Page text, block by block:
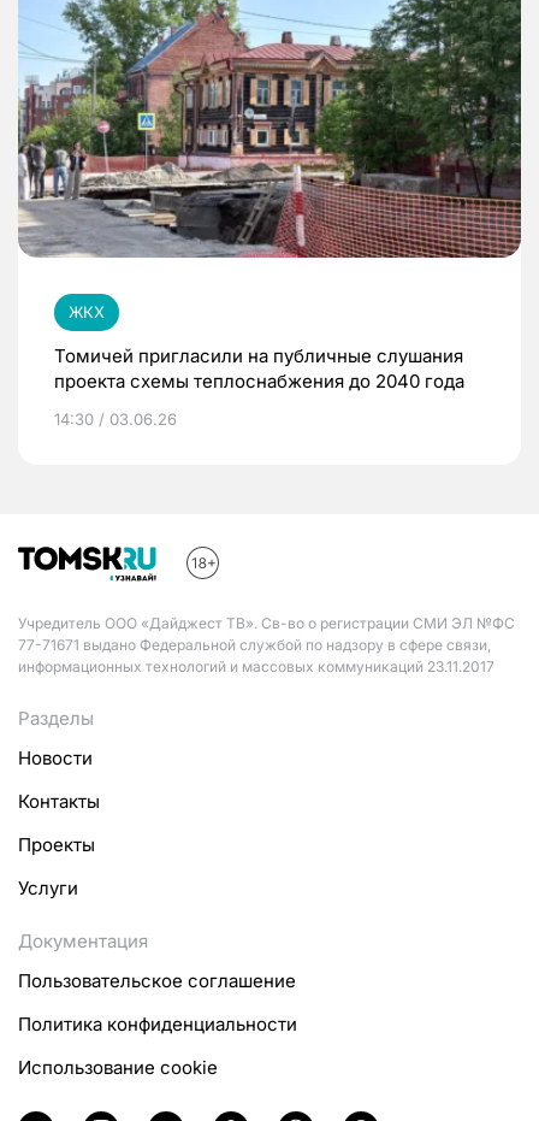
ЖКХ
Томичей пригласили на публичные слушания
проекта схемы теплоснабжения до 2040 года
14:30 / 03.06.26
Учредитель ООО «Дайджест ТВ». Св-во о регистрации СМИ ЭЛ №ФС
77-71671 выдано Федеральной службой по надзору в сфере связи,
информационных технологий и массовых коммуникаций 23.11.2017
Разделы
Новости
Контакты
Проекты
Услуги
Документация
Пользовательское соглашение
Политика конфиденциальности
Использование cookie